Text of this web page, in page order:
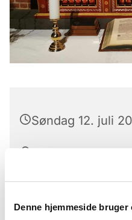
Denne hjemmeside bruger
Søndag 12. juli